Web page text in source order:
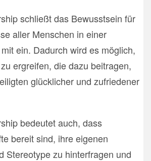
schließt das Bewusstsein für
aller Menschen in einer
ein. Dadurch wird es möglich,
ergreifen, die dazu beitragen,
glücklicher und zufriedener
bedeutet auch, dass
bereit sind, ihre eigenen
Stereotype zu hinterfragen und